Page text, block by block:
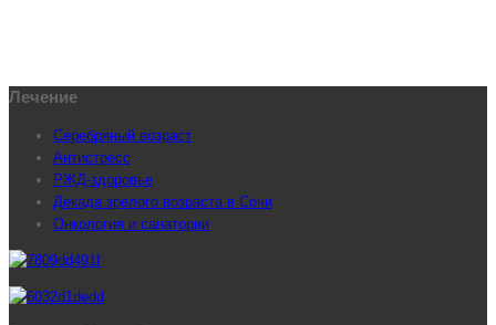
Лечение
Серебряный возраст
Антистресс
РЖД-здоровье
Декада зрелого возраста в Сочи
Онкология и санатории